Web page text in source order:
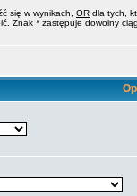
się w wynikach, OR dla tych,
Znak * zastępuje dowolny